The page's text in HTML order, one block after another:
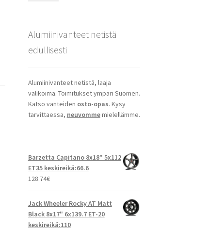
Alumiinivanteet netistä
edullisesti
Alumiinivanteet netistä, laaja
valikoima. Toimitukset ympäri Suomen.
Katso vanteiden osto-opas. Kysy
tarvittaessa, neuvommemielellämme.
Barzetta Capitano 8x18" 5x112
ET35 keskireikä:66.6
128.74€
Jack Wheeler Rocky AT Matt
Black 8x17" 6x139.7 ET-20
keskireikä:110